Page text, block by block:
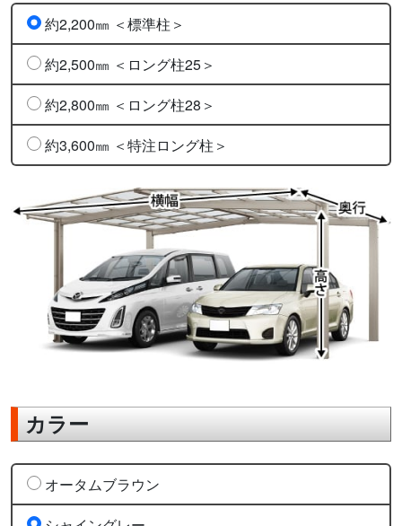
約2,200㎜ ＜標準柱＞
約2,500㎜ ＜ロング柱25＞
約2,800㎜ ＜ロング柱28＞
約3,600㎜ ＜特注ロング柱＞
カラー
オータムブラウン